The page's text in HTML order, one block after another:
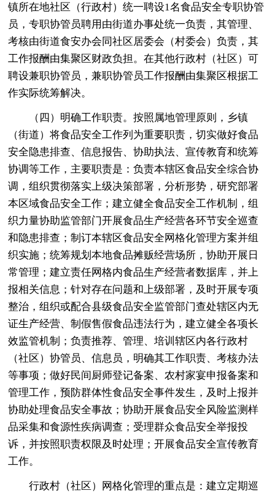
镇所在地社区（行政村）统一聘设1名食品安全专职协管
员，专职协管员聘用由街道办事处统一负责，其管理、
考核由街道食安办会同社区居委会（村委会）负责，其
工作报酬由集聚区财政负担。在其他行政村（社区）可
聘设兼职协管员，兼职协管员工作报酬由集聚区根据工
作实际统筹解决。
（四）明确工作职责。按照属地管理原则，乡镇
（街道）将食品安全工作列为重要职责，切实做好食品
安全隐患排查、信息报告、协助执法、宣传教育和统筹
协调等工作，主要职责是：负责本辖区食品安全综合协
调，组织贯彻落实上级决策部署，分析形势，研究部署
本区域食品安全工作；建立健全食品安全工作机制，组
织力量协助监管部门开展食品生产经营各环节安全巡查
和隐患排查；制订本辖区食品安全网格化管理方案并组
织实施；统筹规划本地食品摊贩经营场所，协助开展日
常管理；建立责任网格内食品生产经营者数据库，并上
报相关信息；针对存在问题和上级部署，及时开展专项
整治，组织或配合县级食品安全监管部门查处辖区内无
证生产经营、制假售假食品违法行为，建立健全各项长
效监管机制；负责推荐、管理、培训辖区内各行政村
（社区）协管员、信息员，明确其工作职责、考核办法
等事项；做好民间厨师登记备案、农村家宴申报备案和
管理工作，预防群体性食品安全事件发生，及时上报并
协助处理食品安全事故；协助开展食品安全风险监测样
品采集和食源性疾病调查；受理群众食品安全举报投
诉，并按照职责权限及时处理；开展食品安全宣传教育
工作。
行政村（社区）网格化管理的重点是：建立定期巡